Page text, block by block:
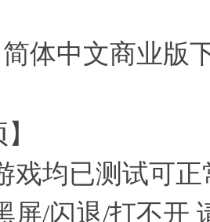
体中文商业版
戏均已测试可正
/闪退/打不开